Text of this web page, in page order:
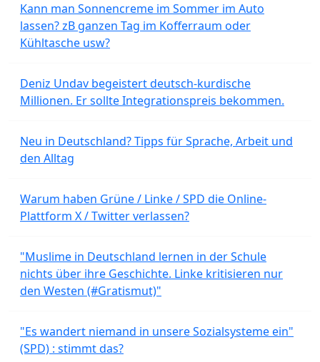
Kann man Sonnencreme im Sommer im Auto
lassen? zB ganzen Tag im Kofferraum oder
Kühltasche usw?
Deniz Undav begeistert deutsch-kurdische
Millionen. Er sollte Integrationspreis bekommen.
Neu in Deutschland? Tipps für Sprache, Arbeit und
den Alltag
Warum haben Grüne / Linke / SPD die Online-
Plattform X / Twitter verlassen?
"Muslime in Deutschland lernen in der Schule
nichts über ihre Geschichte. Linke kritisieren nur
den Westen (#Gratismut)"
"Es wandert niemand in unsere Sozialsysteme ein"
(SPD) : stimmt das?